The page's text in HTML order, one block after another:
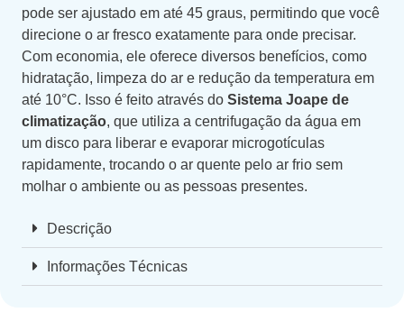
pode ser ajustado em até 45 graus, permitindo que você
direcione o ar fresco exatamente para onde precisar.
Com economia, ele oferece diversos benefícios, como
hidratação, limpeza do ar e redução da temperatura em
até 10°C. Isso é feito através do Sistema Joape de
climatização, que utiliza a centrifugação da água em
um disco para liberar e evaporar microgotículas
rapidamente, trocando o ar quente pelo ar frio sem
molhar o ambiente ou as pessoas presentes.
Descrição
Informações Técnicas